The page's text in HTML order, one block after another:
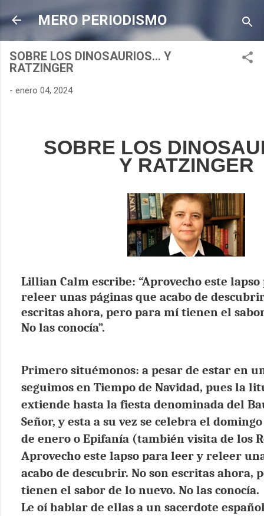
Ir al contenido principal
MERO PERIODISMO
SOBRE LOS DINOSAURIOS… Y
RATZINGER
- enero 04, 2024
SOBRE LOS
Y RATZINGER
Lillian Calm escribe: “Aprovecho este
releer unas páginas que acabo de
escritas ahora, pero para mí tienen el
No las conocía”.
Primero situémonos: a pesar de estar en
seguimos en Tiempo de Navidad, pues la
extiende hasta la fiesta denominada del
Señor, y esta a su vez se celebra el
de enero o Epifanía (también visita de los
Aprovecho este lapso para leer y releer
acabo de descubrir. No son escritas ahora,
tienen el sabor de lo nuevo. No las conocía.
Le oí hablar de ellas a un sacerdote